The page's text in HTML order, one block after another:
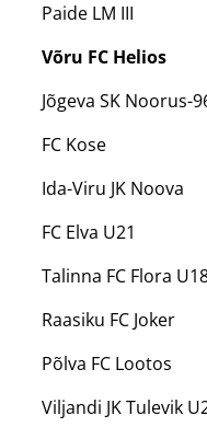
Paide LM III
Võru FC Helios
Jõgeva SK Noorus-
FC Kose
Ida-Viru JK Noova
FC Elva U21
Talinna FC Flora
Raasiku FC Joker
Põlva FC Lootos
Viljandi JK Tulevik